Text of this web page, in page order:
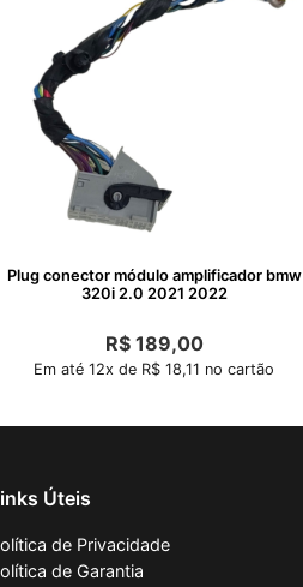
Plug conector módulo amplificador bmw
320i 2.0 2021 2022
R$189,00
Em até 12x de R$ 18,11 no cartão
Úteis
de Privacidade
de Garantia